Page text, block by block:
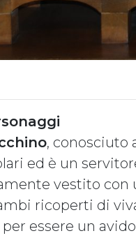
, conosciuto
ed è un
vestito con
ricoperti di
per essere un